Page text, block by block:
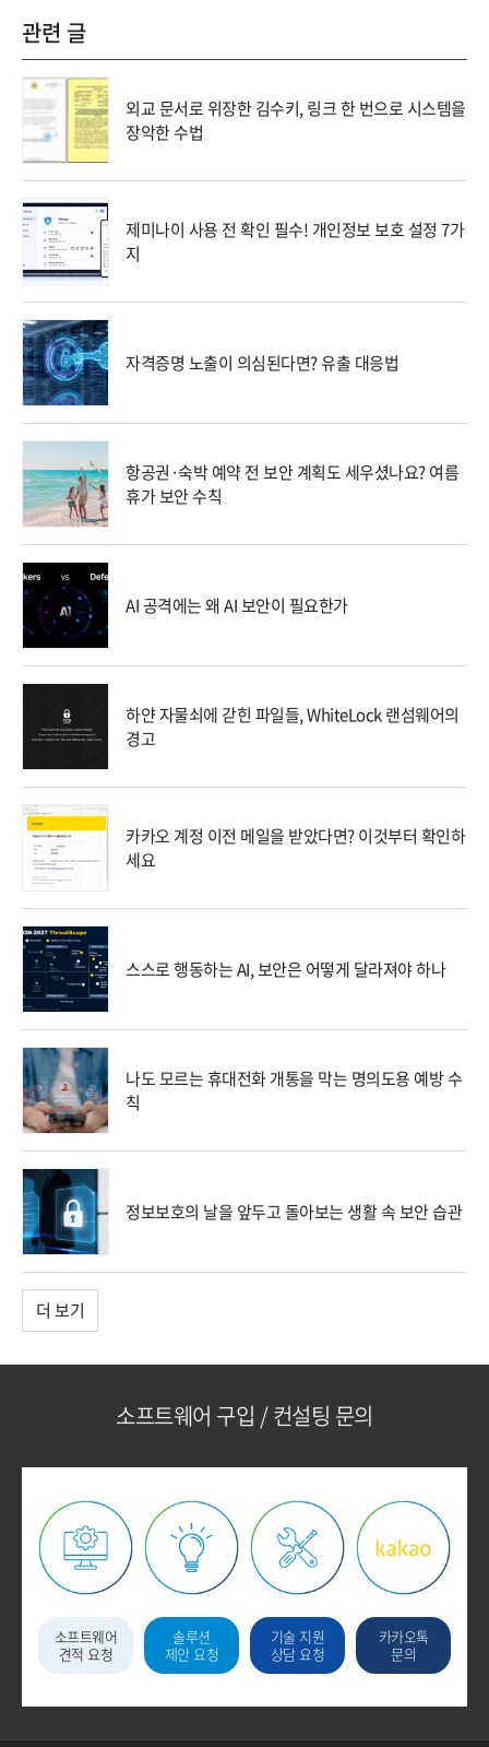
관련 글
외교 문서로 위장한 김수키, 링크 한 번으로 시스템을
장악한 수법
제미나이 사용 전 확인 필수! 개인정보 보호 설정 7가
지
자격증명 노출이 의심된다면? 유출 대응법
항공권·숙박 예약 전 보안 계획도 세우셨나요? 여름
휴가 보안 수칙
AI 공격에는 왜 AI 보안이 필요한가
하얀 자물쇠에 갇힌 파일들, WhiteLock 랜섬웨어의
경고
카카오 계정 이전 메일을 받았다면? 이것부터 확인하
세요
스스로 행동하는 AI, 보안은 어떻게 달라져야 하나
나도 모르는 휴대전화 개통을 막는 명의도용 예방 수
칙
정보보호의 날을 앞두고 돌아보는 생활 속 보안 습관
더 보기
소프트웨어 구입 / 컨설팅 문의
소프트웨어
견적 요청
솔루션
제안 요청
기술 지원
상담 요청
카카오톡
문의